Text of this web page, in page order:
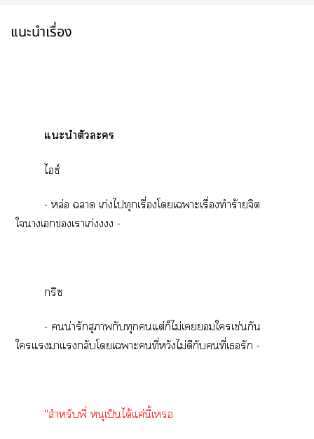
แนะนำเรื่อง
แะนำตัวะ
ไซ์
- หล่อ า เก่งไทุกเรื่องโเาะเรื่องทำร้ายจิต
ใาเเาเก่งง -
กริซ
- น่ารักสุภาพกับทุกแต่ก็ไม่เใเช่นกัน
ใแาแกลับโเาะคนที่หวังไม่ดีกับคนที่เรัก -
"สำหรับพี่ หนุเป็นได้แค่นี้เ